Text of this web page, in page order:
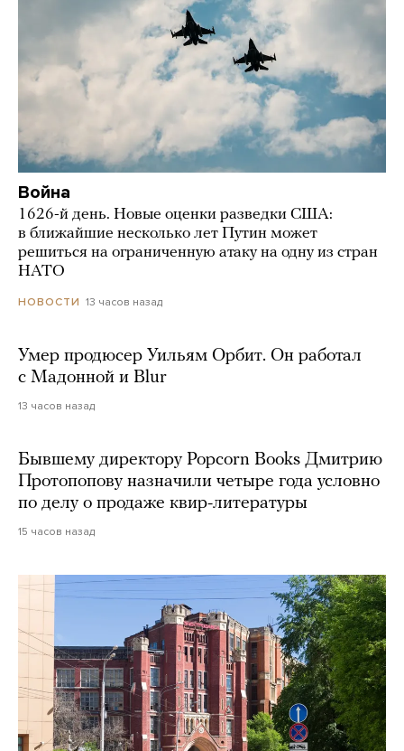
Война
1626-й день. Новые оценки разведки США:
в ближайшие несколько лет Путин может
решиться на ограниченную атаку на одну из стран
НАТО
НОВОСТИ 13 часов назад
Умер продюсер Уильям Орбит. Он работал
с Мадонной и Blur
13 часов назад
Бывшему директору Popcorn Books Дмитрию
Протопопову назначили четыре года условно
по делу о продаже квир-литературы
15 часов назад